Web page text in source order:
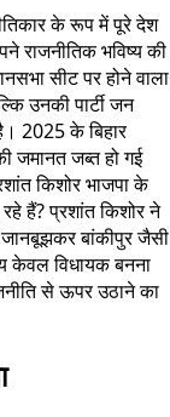
के रूप में पूरे देश
राजनीतिक भविष्य की
सीट पर होने वाला
उनकी पार्टी जन
2025 के बिहार
जमानत जब्त हो गई
किशोर भाजपा के
हैं? प्रशांत किशोर ने
बांकीपुर जैसी
केवल विधायक बनना
से ऊपर उठाने का